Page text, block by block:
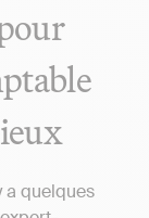
a quelques